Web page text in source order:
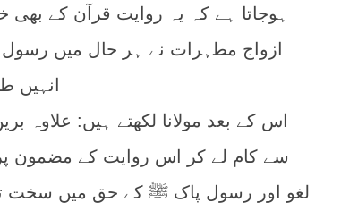
ہوجاتا ہے کہ یہ روایت قرآن کے بھی
ازواج مطہرات نے ہر حال میں رسول
انہیں
اس کے بعد مولانا لکھتے ہیں:
سے کام لے کر اس روایت کے مضمون
لغو اور رسول پاک ﷺ کے حق میں سخت